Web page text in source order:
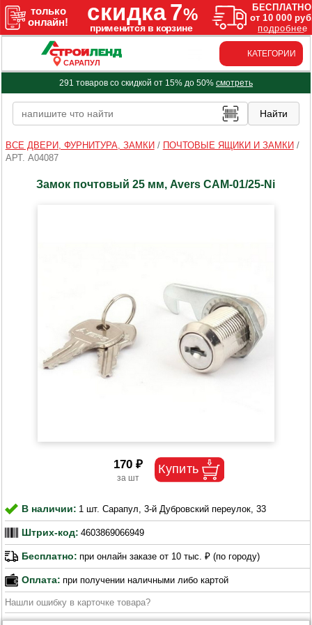
САРАПУЛ
КАТЕГОРИИ
291 товаров со скидкой от 15% до 50% смотреть
ВСЕ ДВЕРИ, ФУРНИТУРА, ЗАМКИ / ПОЧТОВЫЕ ЯЩИКИ И ЗАМКИ /
АРТ. A04087
Замок почтовый 25 мм, Avers САМ-01/25-Ni
170 ₽
В наличии: 1 шт. Сарапул, 3-й Дубровский переулок, 33
Штрих-код: 4603869066949
Бесплатно: при онлайн заказе от 10 тыс. ₽ (по городу)
Оплата: при получении наличными либо картой
Нашли ошибку в карточке товара?